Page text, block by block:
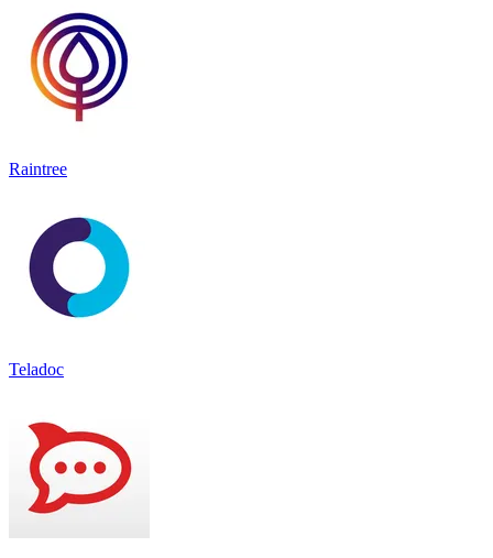
Raintree
Teladoc